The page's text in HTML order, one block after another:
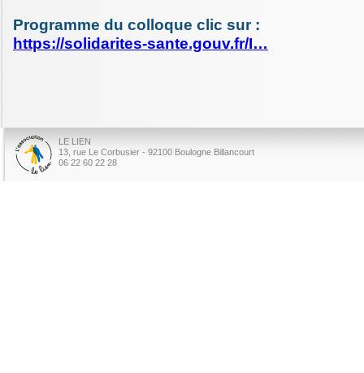
Programme du colloque clic sur :
https://solidarites-sante.gouv.fr/I…
LE LIEN
13, rue Le Corbusier - 92100 Boulogne Billancourt
06 22 60 22 28